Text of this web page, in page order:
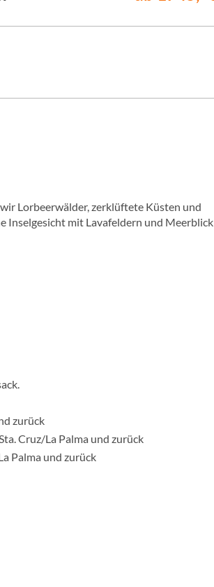
Lorbeerwälder, zerklüftete Küsten und
Inselgesicht mit Lavafeldern und Meerblick
zurück
Cruz/La Palma und zurück
Palma und zurück